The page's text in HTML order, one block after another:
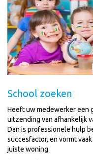
School zoeken
Heeft uw medewerker een
uitzending van afhankelijk
Dan is professionele hulp
succesfactor, en vormt
juiste woning.